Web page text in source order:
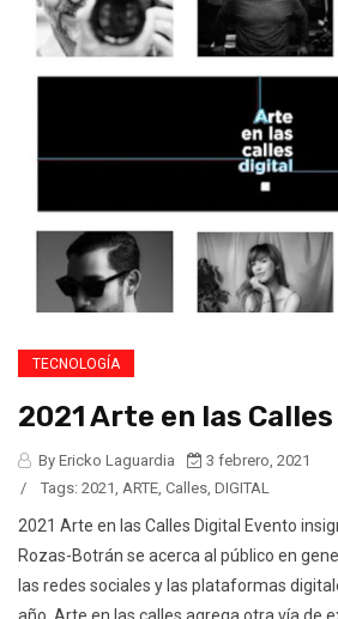
TECNOLOGÍA
2021 Arte en las
By Ericko Laguardia
3 febrero, 2021
/
Tags: 2021 ARTE Calles DIGITAL
2021 Arte en las Calles Digital Evento
Rozas-Botrán se acerca al público en
las redes sociales y las plataformas
año, Arte en las calles agrega otra vía de